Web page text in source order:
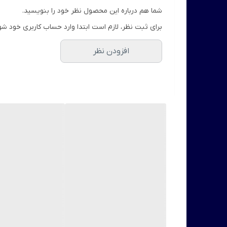
شما هم درباره این محصول نظر خود را بنویسید.
برای ثبت نظر، لازم است ابتدا وارد حساب کاربری خود
افزودن نظر